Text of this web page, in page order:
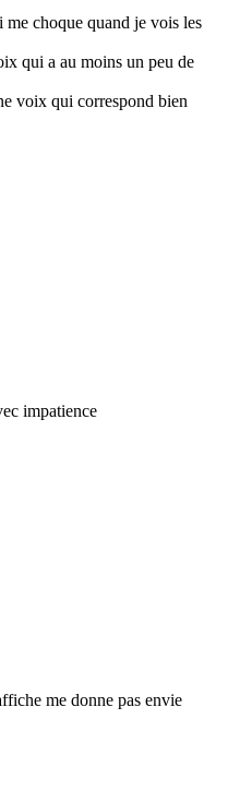
choque quand je vois les
qui a au moins un peu de
voix qui correspond bien
impatience
me donne pas envie